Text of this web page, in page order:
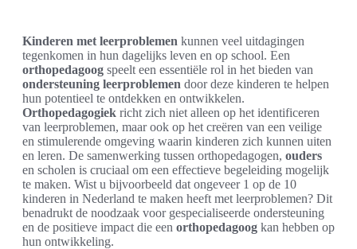
Kinderen met leerproblemen kunnen veel uitdagingen
tegenkomen in hun dagelijks leven en op school. Een
orthopedagoog speelt een essentiële rol in het bieden van
ondersteuning leerproblemen door deze kinderen te helpen
hun potentieel te ontdekken en ontwikkelen.
Orthopedagogiek richt zich niet alleen op het identificeren
van leerproblemen, maar ook op het creëren van een veilige
en stimulerende omgeving waarin kinderen zich kunnen uiten
en leren. De samenwerking tussen orthopedagogen, ouders
en scholen is cruciaal om een effectieve begeleiding mogelijk
te maken. Wist u bijvoorbeeld dat ongeveer 1 op de 10
kinderen in Nederland te maken heeft met leerproblemen? Dit
benadrukt de noodzaak voor gespecialiseerde ondersteuning
en de positieve impact die een orthopedagoog kan hebben op
hun ontwikkeling.